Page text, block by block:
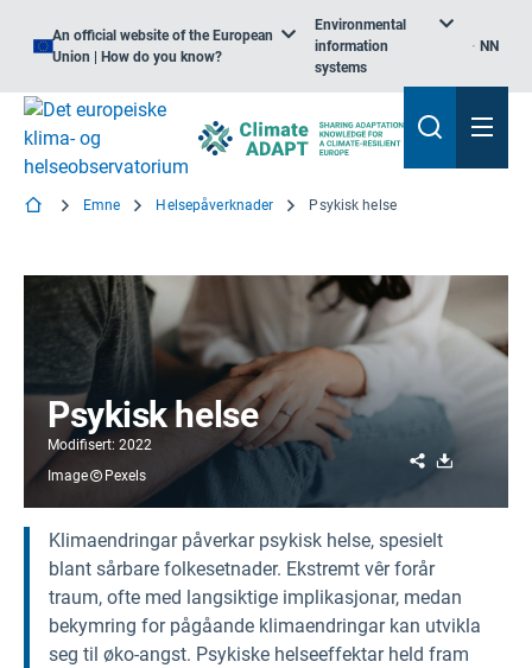
An official website of the European
Union | How do you know?
Environmental
information
systems
NN
Emne Helsepåverknader Psykisk helse
Psykisk helse
Modifisert: 2022
Image
Pexels
Share
Klimaendringar påverkar psykisk helse, spesielt
blant sårbare folkesetnader. Ekstremt vêr forår
traum, ofte med langsiktige implikasjonar, medan
bekymring for pågåande klimaendringar kan utvikla
seg til øko-angst. Psykiske helseeffektar held fram